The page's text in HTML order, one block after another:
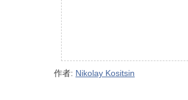
作者: Nikolay Kositsin